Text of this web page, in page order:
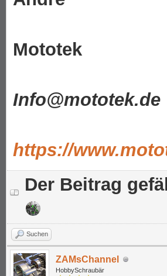
Mototek
Info@mototek.de
https://
Der Beitrag
Suchen
ZAMsChannel
HobbySchraubär